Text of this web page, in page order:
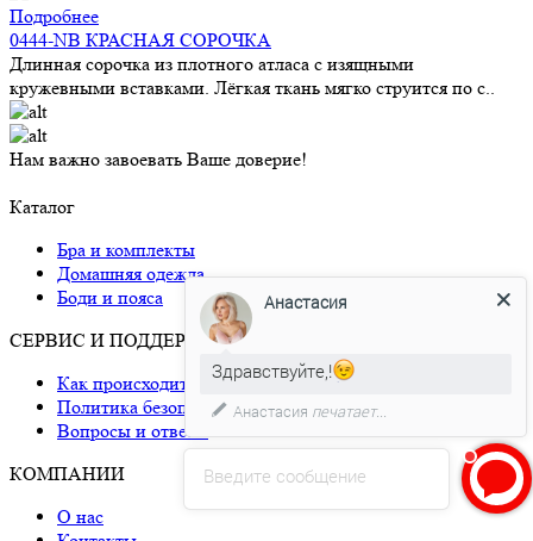
Подробнее
0444-NB КРАСНАЯ СОРОЧКА
Длинная сорочка из плотного атласа с изящными
кружевными вставками. Лёгкая ткань мягко струится по с..
Нам важно завоевать Ваше доверие!
Каталог
Бра и комплекты
Домашняя одежда
Боди и пояса
СЕРВИС И ПОДДЕРЖКА
Как происходит доставка
Политика безопасности
Вопросы и ответы
КОМПАНИИ
О нас
Введите сообщение
Анастасия
Здравствуйте,!
Анастасия печатает...